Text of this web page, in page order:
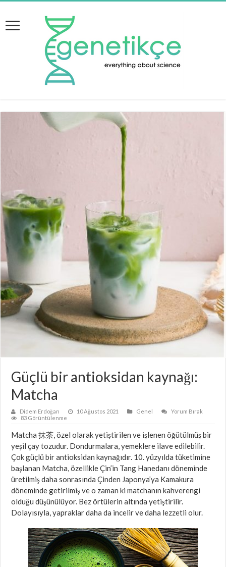
Güçlü bir antioksidan kaynağı:
Matcha
Didem Erdoğan 10 Ağustos 2021 Genel
Yorum Bırak
83 Görüntülenme
Matcha 抹茶, özel olarak yetiştirilen ve işlenen öğütülmüş bir
yeşil çay tozudur. Dondurmalara, yemeklere ilave edilebilir.
Çok güçlü bir antioksidan kaynağıdır. 10. yüzyılda tüketimine
başlanan Matcha, özellikle Çin’in Tang Hanedanı döneminde
üretilmiş daha sonrasında Çinden Japonya’ya Kamakura
döneminde getirilmiş ve o zaman ki matchanın kahverengi
olduğu düşünülüyor. Bez örtülerin altında yetiştirilir.
Dolayısıyla, yapraklar daha da incelir ve daha lezzetli olur.